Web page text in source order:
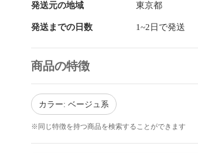
発送元の地域 東京都
発送までの日数 1~2日で発送
商品の特徴
カラー: ベージュ系
※同じ特徴を持つ商品を検索することができます